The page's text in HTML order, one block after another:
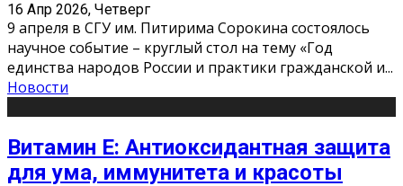
16 Апр 2026, Четверг
9 апреля в СГУ им. Питирима Сорокина состоялось
научное событие – круглый стол на тему «Год
единства народов России и практики гражданской и...
Новости
Витамин Е: Антиоксидантная защита
для ума, иммунитета и красоты